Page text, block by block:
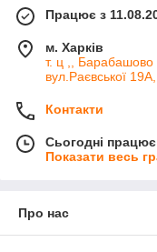
Працює з
м. Харків
т. ц ,, Барабашово
вул.Раєвської
Контакти
Сьогодні
Показати весь
Про нас